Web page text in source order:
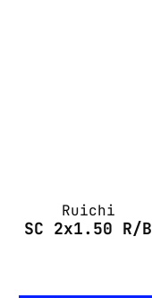
Ruichi
SC 2x1.50 R/B